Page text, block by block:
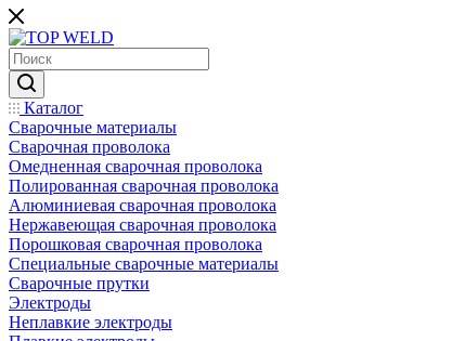
Каталог
Сварочные материалы
Сварочная проволока
Омедненная сварочная проволока
Полированная сварочная проволока
Алюминиевая сварочная проволока
Нержавеющая сварочная проволока
Порошковая сварочная проволока
Специальные сварочные материалы
Сварочные прутки
Электроды
Неплавкие электроды